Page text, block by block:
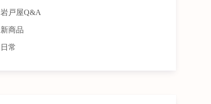
岩戸屋Q&A
新商品
日常